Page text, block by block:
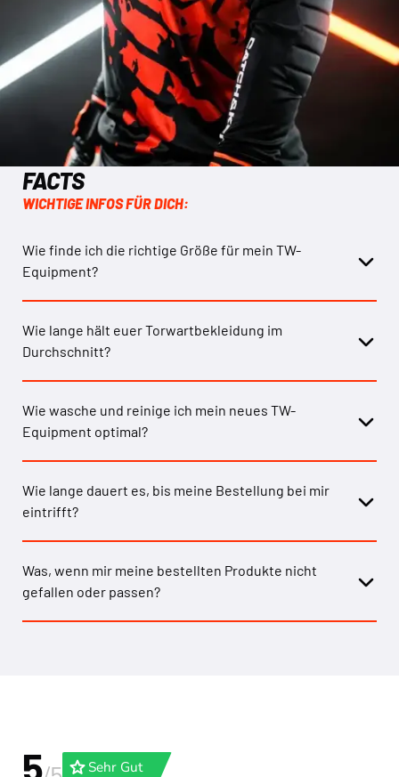
FACTS
WICHTIGE INFOS FÜR DICH:
Wie finde ich die richtige Größe für mein TW-
Equipment?
Wie lange hält euer Torwartbekleidung im
Durchschnitt?
Wie wasche und reinige ich mein neues TW-
Equipment optimal?
Wie lange dauert es, bis meine Bestellung bei mir
eintrifft?
Was, wenn mir meine bestellten Produkte nicht
gefallen oder passen?
5 gradeSehr Gut